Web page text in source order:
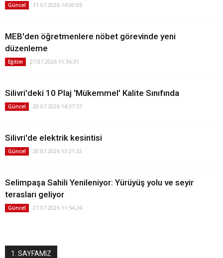
Güncel 31.07.2026 14:00:05
MEB'den öğretmenlere nöbet görevinde yeni
düzenleme
Eğitim 27.07.2026 11:36:31
Silivri'deki 10 Plaj 'Mükemmel' Kalite Sınıfında
Güncel 20.07.2026 14:37:57
Silivri'de elektrik kesintisi
Güncel 20.07.2026 13:21:32
Selimpaşa Sahili Yenileniyor: Yürüyüş yolu ve seyir
terasları geliyor
Güncel 27.07.2026 11:54:24
1. SAYFAMIZ